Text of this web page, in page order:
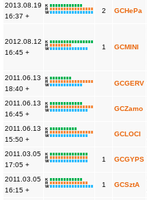
2013.08.19
16:37 +
K
R
W
2 GCHePa
2012.08.12
16:45 +
K
R
W
1 GCMINI
2011.06.13
18:40 +
K
R
W
GCGERV
2011.06.13
16:45 +
K
R
W
GCZamo
2011.06.13
15:50 +
K
R
W
GCLOCI
2011.03.05
17:05 +
K
R
W
1 GCGYPS
2011.03.05
16:15 +
K
R
W
1 GCSztA